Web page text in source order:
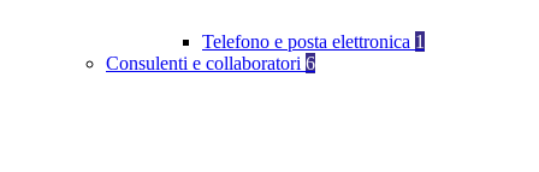
Telefono e posta elettronica 1
Consulenti e collaboratori 6